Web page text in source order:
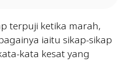
terpuji ketika marah,
iaitu sikap-sikap
kata kesat yang